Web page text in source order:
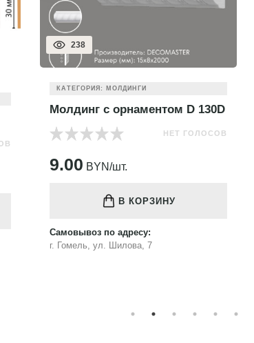
238
КАТЕГОРИЯ: МОЛДИНГИ
Молдинг с орнаментом D 130D
НЕТ ГОЛОСОВ
9.00 BYN/шт.
В КОРЗИНУ
Самовывоз по адресу:
г. Гомель, ул. Шилова, 7